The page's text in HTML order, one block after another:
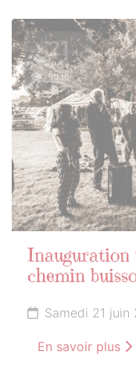
21
JUIN
2025
Inauguration
chemin
Samedi 21 juin
En savoir plus